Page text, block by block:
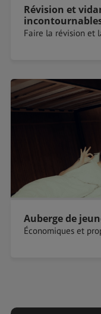
Révision et
Faire la révision et
Auberge de
Économiques et